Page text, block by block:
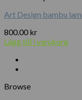
Art Design bambu
800.00 kr
Lägg till i varukorg
Browse